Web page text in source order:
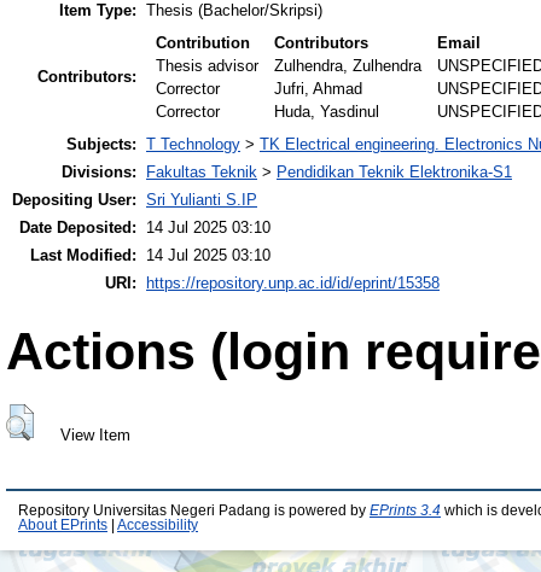
Item Type: Thesis (Bachelor/Skripsi)
Contributors:
Contribution Contributors
Email
Thesis advisor
Zulhendra, Zulhendra
Corrector
Jufri, Ahmad
Corrector
Huda, Yasdinul
Subjects: T Technology > TK Electrical engineering. Electronics
Divisions:
Fakultas Teknik > Pendidikan Teknik Elektronika-S1
Depositing User: Sri Yulianti S.IP
Date Deposited:
14 Jul 2025 03:10
Last Modified:
14 Jul 2025 03:10
URI:
https://repository.unp.ac.id/id/eprint/15358
Actions (login
View Item
Repository Universitas Negeri Padang is powered by EPrints 3.4 which is
About EPrints
Accessibility